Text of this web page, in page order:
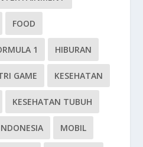
FOOD
1 HIBURAN
GAME KESEHATAN
KESEHATAN TUBUH
MOBIL